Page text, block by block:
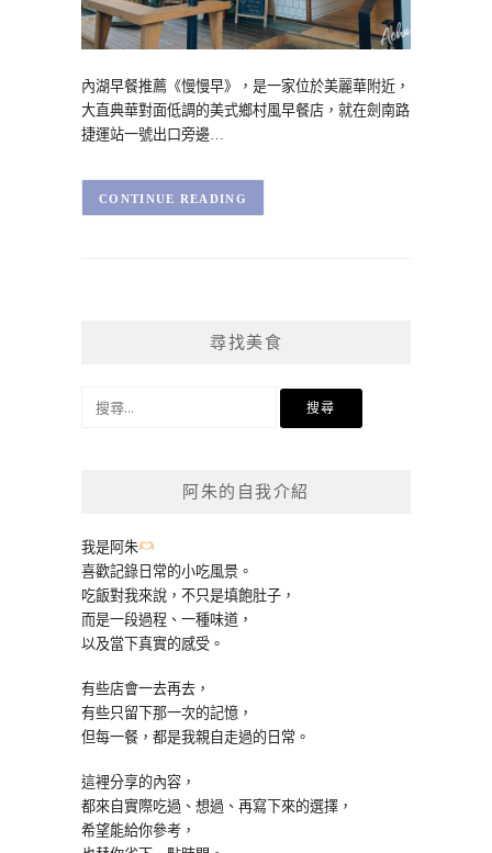
內湖早餐推薦《慢慢早》，是一家位於美麗華附近，
大直典華對面低調的美式鄉村風早餐店，就在劍南路
捷運站一號出口旁邊…
CONTINUE READING
尋找美食
阿朱的自我介紹
我是阿朱
喜歡記錄日常的小吃風景。
吃飯對我來說，不只是填飽肚子，
而是一段過程、一種味道，
以及當下真實的感受。
有些店會一去再去，
有些只留下那一次的記憶，
但每一餐，都是我親自走過的日常。
這裡分享的內容，
都來自實際吃過、想過、再寫下來的選擇，
希望能給你參考，